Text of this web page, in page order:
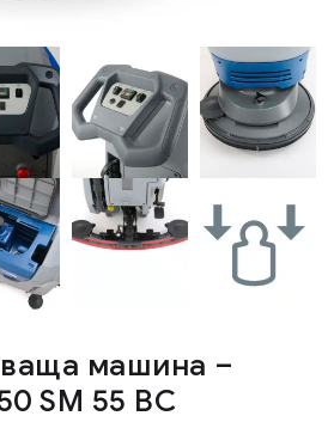
машина –
SM 55 BC